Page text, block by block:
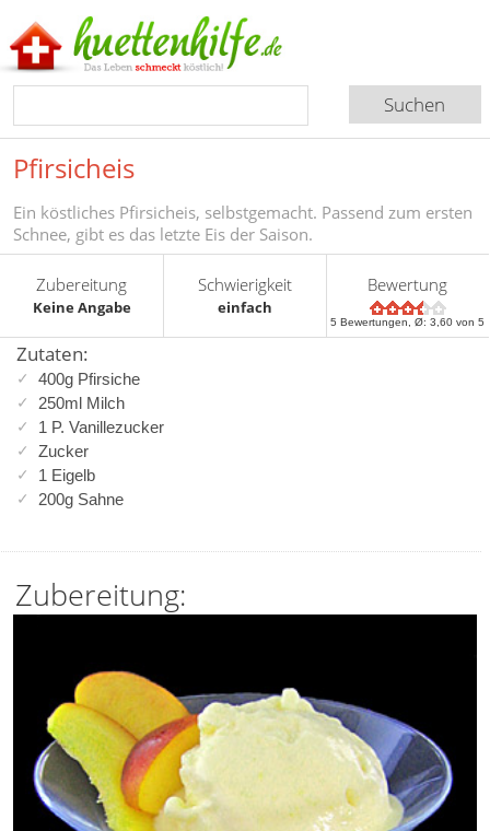
Pfirsicheis
Ein köstliches Pfirsicheis, selbstgemacht. Passend zum ersten
Schnee, gibt es das letzte Eis der Saison.
Zubereitung
Keine Angabe
Schwierigkeit
einfach
Bewertung
5 Bewertungen, Ø:3,60 von 5
Zutaten:
400g Pfirsiche
250ml Milch
1 P. Vanillezucker
Zucker
1 Eigelb
200g Sahne
Zubereitung: